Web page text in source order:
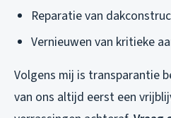
Reparatie van
Vernieuwen van kritieke
Volgens mij is transparantie
van ons altijd eerst een